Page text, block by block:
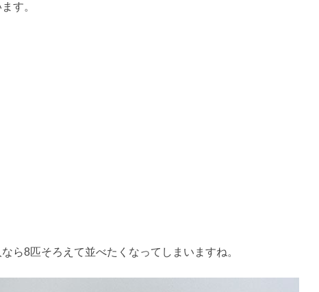
す。
ら8匹そろえて並べたくなってしまいますね。